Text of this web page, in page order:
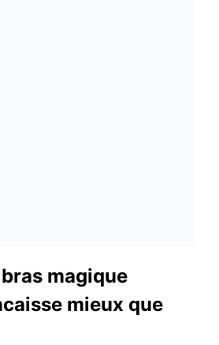
magique
mieux que